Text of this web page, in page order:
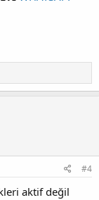
#4
aktif değil